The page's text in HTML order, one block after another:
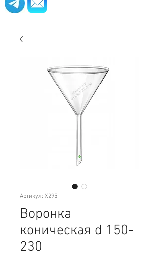
Артикул: Х295
Воронка
коническая d 150-
230